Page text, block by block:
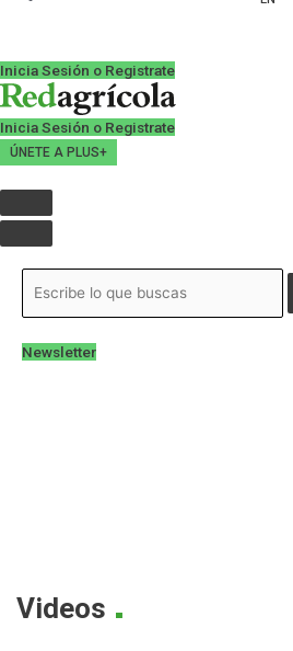
Inicia Sesión o Registrate
Inicia Sesión o Registrate
ÚNETE A PLUS+
Newsletter
Videos .